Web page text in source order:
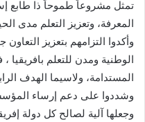
تمثل مشروعاً طموحاً ذا طابع
المعرفة، وتعزيز التعلم مدى
وأكدوا التزامهم بتعزيز
الوطنية ومدن للتعلم
المستدامة، ولاسيما الهدف
وشددوا على دعم إرساء
وجعلها آلية لصالح كل دولة